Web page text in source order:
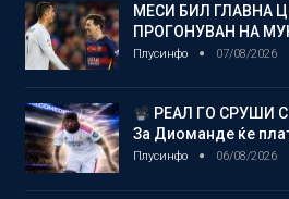
МЕСИ БИЛ ГЛАВНА
ПРОГОНУВАН НА
Плусинфо 07/08/2026
РЕАЛ ГО СРУШИ
За Диоманде ќе
Плусинфо 06/08/2026